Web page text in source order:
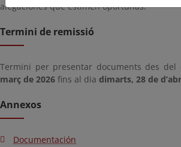
alegaciones que estimen oportunas.
Termini de remissió
Termini per presentar documents des
març de 2026 fins al dia dimarts, 28 de
Annexos
Documentación